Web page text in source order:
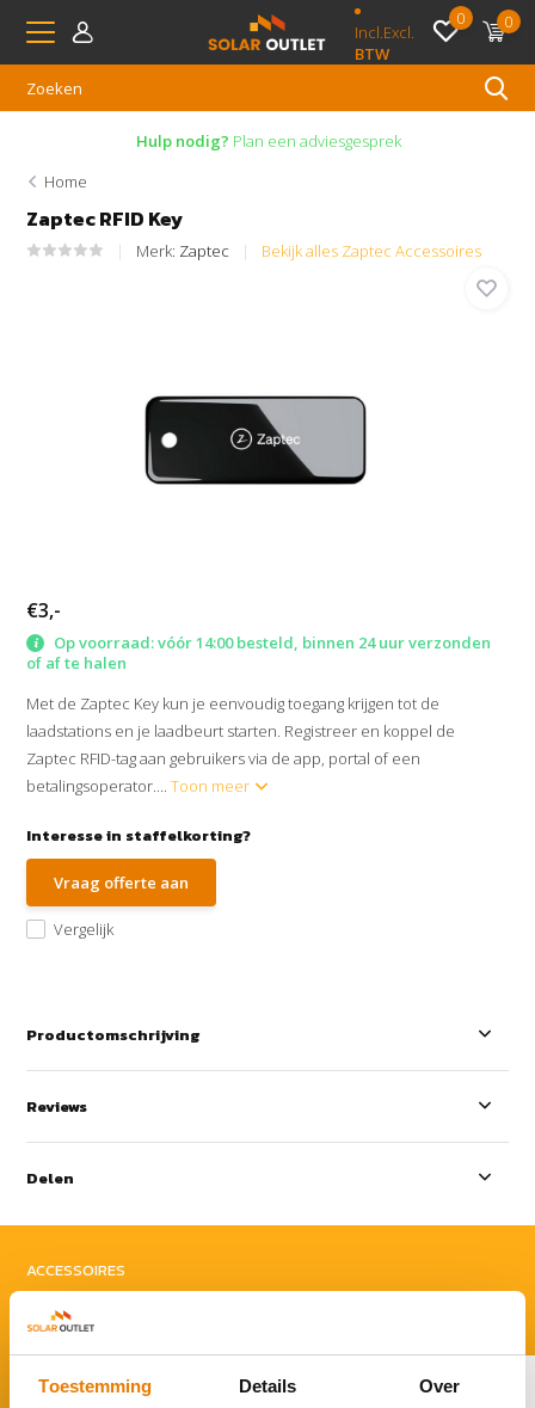
Toestemming Details Over
Incl.Excl.
BTW
0 0
Hulp nodig? Plan een adviesgesprek
Home
Zaptec RFID Key
Merk: Zaptec Bekijk alles Zaptec Accessoires
€3,-
Op voorraad: vóór 14:00 besteld, binnen 24 uur verzonden
of af te halen
Met de Zaptec Key kun je eenvoudig toegang krijgen tot de
laadstations en je laadbeurt starten. Registreer en koppel de
Zaptec RFID-tag aan gebruikers via de app, portal of een
betalingsoperator....Toon meer
Interesse in staffelkorting?
Vraag offerte aan
Vergelijk
Productomschrijving
Reviews
Delen
ACCESSOIRES